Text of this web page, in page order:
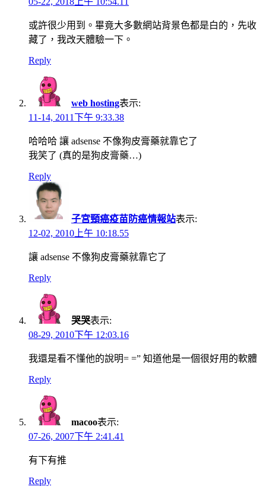
或許很少用到。畢竟大多數網站背景色都是白的，先收
藏了，我改天體驗一下。
Reply
web hosting表示:
11-14, 2011下午 9:33.38
哈哈哈 讓 adsense 不像狗皮膏藥就靠它了
我笑了 (真的是狗皮膏藥…)
Reply
子宮頸癌疫苗防癌情報站表示:
12-02, 2010上午 10:18.55
讓 adsense 不像狗皮膏藥就靠它了
Reply
哭哭表示:
08-29, 2010下午 12:03.16
我還是看不懂他的說明= =” 知道他是一個很好用的軟體
Reply
macoo表示:
07-26, 2007下午 2:41.41
有下有推
Reply